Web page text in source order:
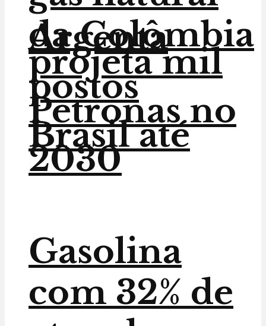
Argenta
projeta mil
postos
Petronas no
Brasil até
2030
da Colômbia
Gasolina
com 32% de